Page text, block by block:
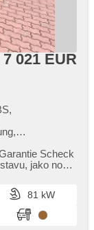
7 021 EUR
VI',
počítače,
Lenkrad
El.
Scheck​
jako nové,​
81 kW